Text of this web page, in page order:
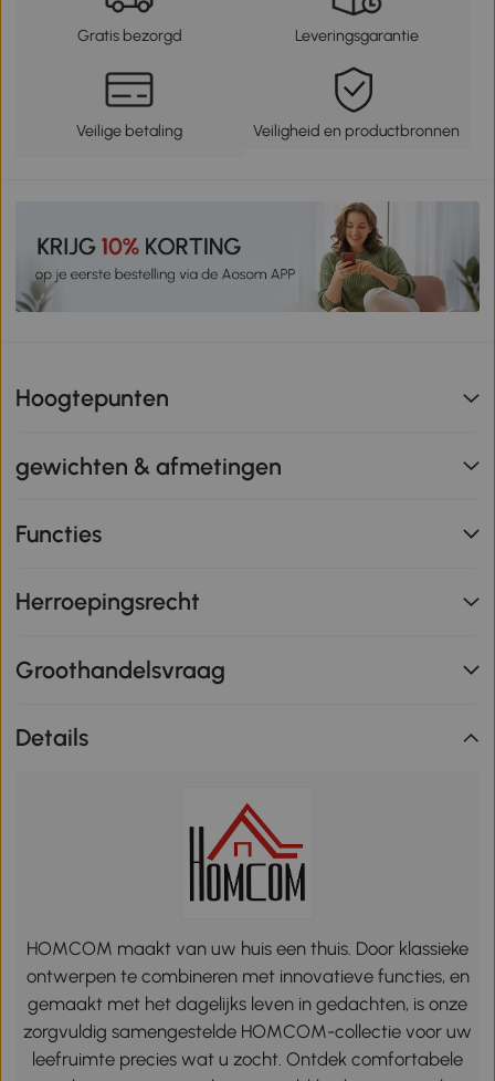
Gratis bezorgd Leveringsgarantie
Veilige betaling Veiligheid en productbronnen
Hoogtepunten
gewichten & afmetingen
Functies
Herroepingsrecht
Groothandelsvraag
Details
HOMCOM maakt van uw huis een thuis. Door klassieke
ontwerpen te combineren met innovatieve functies, en
gemaakt met het dagelijks leven in gedachten, is onze
zorgvuldig samengestelde HOMCOM-collectie voor uw
leefruimte precies wat u zocht. Ontdek comfortabele